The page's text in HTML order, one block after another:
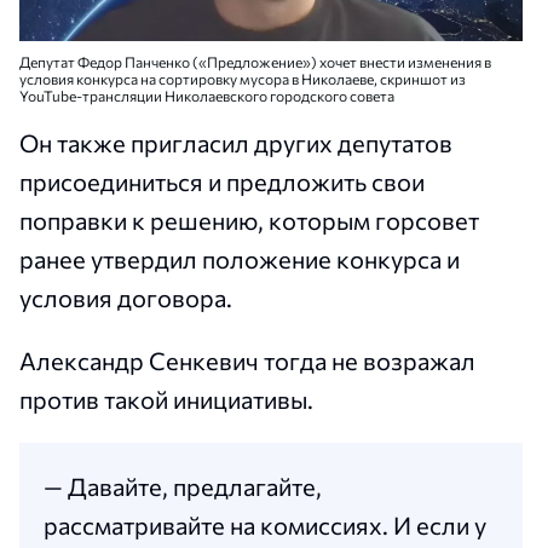
Депутат Федор Панченко («Предложение») хочет внести изменения в
условия конкурса на сортировку мусора в Николаеве, скриншот из
YouTube-трансляции Николаевского городского совета
Он также пригласил других депутатов
присоединиться и предложить свои
поправки к решению, которым горсовет
ранее утвердил положение конкурса и
условия договора.
Александр Сенкевич тогда не возражал
против такой инициативы.
— Давайте, предлагайте,
рассматривайте на комиссиях. И если у